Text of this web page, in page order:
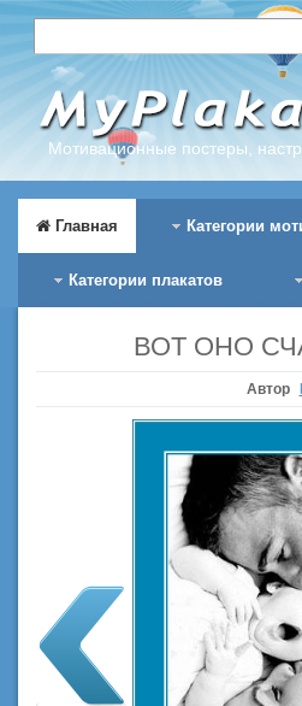
Мотивационные постеры,
Главная Категории
Категории плакатов
ВОТ ОНО
Автор